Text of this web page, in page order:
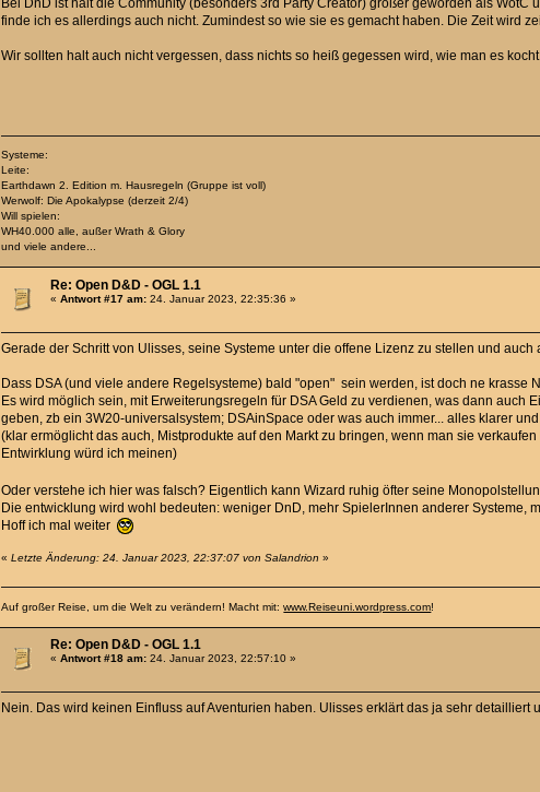
Bei DnD ist halt die Community (besonders 3rd Party Creator) größer geworden als
finde ich es allerdings auch nicht. Zumindest so wie sie es gemacht haben. Die Zeit wird
Wir sollten halt auch nicht vergessen, dass nichts so heiß gegessen wird, wie man es
Systeme:
Leite:
Earthdawn 2. Edition m. Hausregeln (Gruppe ist voll)
Werwolf: Die Apokalypse (derzeit 2/4)
Will spielen:
WH40.000 alle, außer Wrath & Glory
und viele andere...
Re: Open D&D - OGL 1.1
«Antwort #17 am: 24. Januar 2023, 22:35:36 »
Gerade der Schritt von Ulisses, seine Systeme unter die offene Lizenz zu stellen und
Dass DSA (und viele andere Regelsysteme) bald "open" sein werden, ist doch ne krasse
Es wird möglich sein, mit Erweiterungsregeln für DSA Geld zu verdienen, was dann
geben, zb ein 3W20-universalsystem; DSAinSpace oder was auch immer... alles klarer
(klar ermöglicht das auch, Mistprodukte auf den Markt zu bringen, wenn man sie
Entwirklung würd ich meinen)
Oder verstehe ich hier was falsch? Eigentlich kann Wizard ruhig öfter seine
Die entwicklung wird wohl bedeuten: weniger DnD, mehr SpielerInnen anderer Systeme,
Hoff ich mal weiter
«Letzte Änderung: 24. Januar 2023, 22:37:07 von Salandrion »
Auf großer Reise, um die Welt zu verändern! Macht mit:www.Reiseuni.wordpress.com!
Re: Open D&D - OGL 1.1
«Antwort #18 am: 24. Januar 2023, 22:57:10 »
Nein. Das wird keinen Einfluss auf Aventurien haben. Ulisses erklärt das ja sehr detailliert